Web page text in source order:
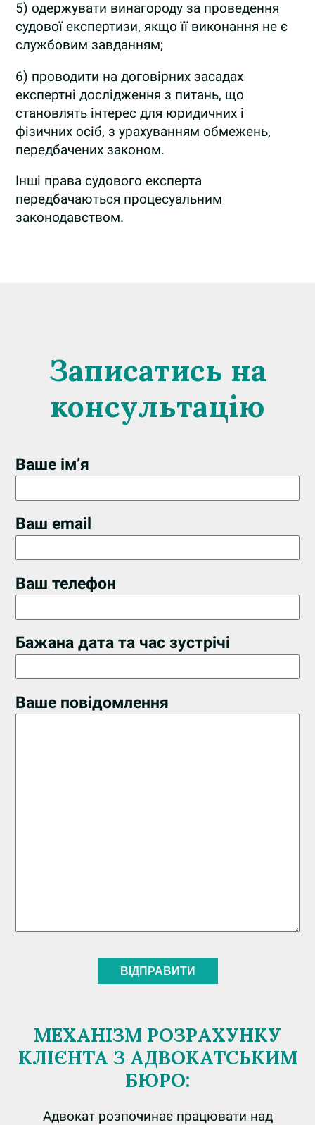
5) одержувати винагороду за проведення
судової експертизи, якщо її виконання не є
службовим завданням;
6) проводити на договірних засадах
експертні дослідження з питань, що
становлять інтерес для юридичних і
фізичних осіб, з урахуванням обмежень,
передбачених законом.
Інші права судового експерта
передбачаються процесуальним
законодавством.
Записатись на
консультацію
Ваше ім’я
Ваш email
Ваш телефон
Бажана дата та час зустрічі
Ваше повідомлення
МЕХАНІЗМ РОЗРАХУНКУ
КЛІЄНТА З АДВОКАТСЬКИМ
БЮРО:
Адвокат розпочинає працювати над